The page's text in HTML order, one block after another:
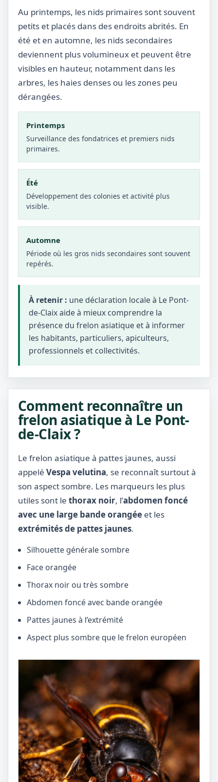
Au printemps, les nids primaires sont souvent
petits et placés dans des endroits abrités. En
été et en automne, les nids secondaires
deviennent plus volumineux et peuvent être
visibles en hauteur, notamment dans les
arbres, les haies denses ou les zones peu
dérangées.
Printemps
Surveillance des fondatrices et premiers nids
primaires.
Été
Développement des colonies et activité plus
visible.
Automne
Période où les gros nids secondaires sont souvent
repérés.
À retenir : une déclaration locale à Le Pont-
de-Claix aide à mieux comprendre la
présence du frelon asiatique et à informer
les habitants, particuliers, apiculteurs,
professionnels et collectivités.
Comment reconnaître un
frelon asiatique à Le Pont-
de-Claix ?
Le frelon asiatique à pattes jaunes, aussi
appelé Vespa velutina, se reconnaît surtout à
son aspect sombre. Les marqueurs les plus
utiles sont le thorax noir, l’abdomen foncé
avec une large bande orangée et les
extrémités de pattes jaunes.
Silhouette générale sombre
Face orangée
Thorax noir ou très sombre
Abdomen foncé avec bande orangée
Pattes jaunes à l’extrémité
Aspect plus sombre que le frelon européen